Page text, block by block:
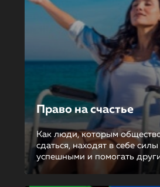
Право на счастье
Как люди, которым
сдаться, находят в себе
успешными и помогать